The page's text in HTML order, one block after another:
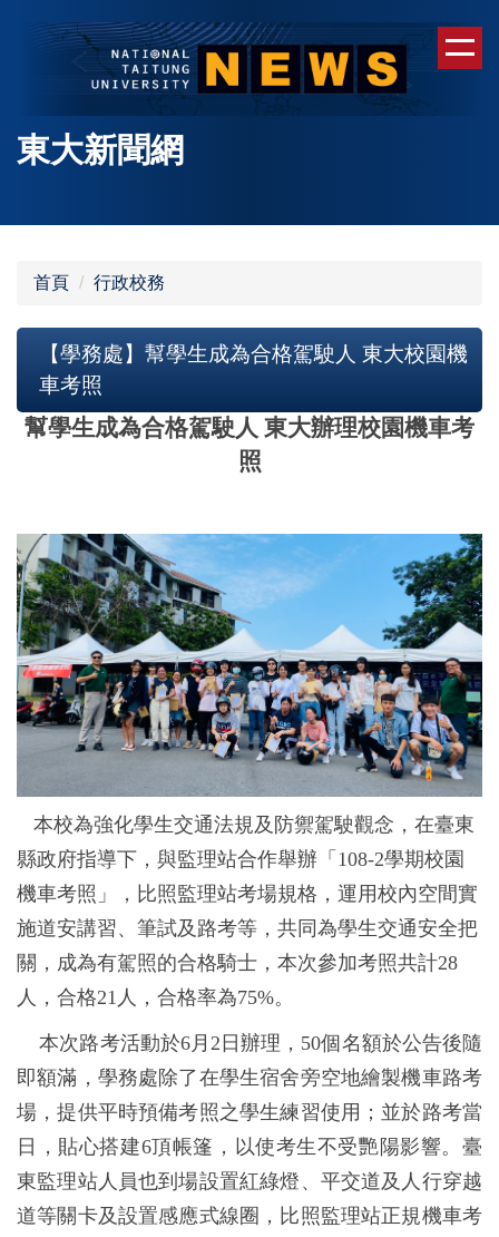
容
東大新聞網
首頁 行政校務
【學務處】幫學生成為合格駕駛人 東大校園機
車考照
幫學生成為合格駕駛人 東大辦理校園機車考
照
本校為強化學生交通法規及防禦駕駛觀念，在臺東
縣政府指導下，與監理站合作舉辦「108-2學期校園
機車考照」，比照監理站考場規格，運用校內空間實
施道安講習、筆試及路考等，共同為學生交通安全把
關，成為有駕照的合格騎士，本次參加考照共計28
人，合格21人，合格率為75%。
本次路考活動於6月2日辦理，50個名額於公告後隨
即額滿，學務處除了在學生宿舍旁空地繪製機車路考
場，提供平時預備考照之學生練習使用；並於路考當
日，貼心搭建6頂帳篷，以使考生不受艷陽影響。臺
東監理站人員也到場設置紅綠燈、平交道及人行穿越
道等關卡及設置感應式線圈，比照監理站正規機車考